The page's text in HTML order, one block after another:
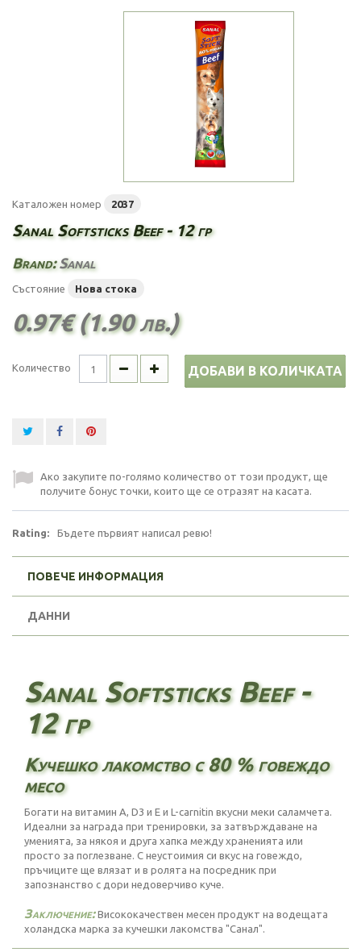
Каталожен номер 2037
Sanal Softsticks Beef - 12 гр
Brand:Sanal
Състояние Нова стока
0.97€ (1.90 лв.)
Количество ДОБАВИ В КОЛИЧКАТА
Ако закупите по-голямо количество от този продукт, ще
получите бонус точки, които ще се отразят на касата.
Rating: Бъдете първият написал ревю!
ПОВЕЧЕ ИНФОРМАЦИЯ
ДАННИ
Sanal Softsticks Beef -
12 гр
Кучешко лакомство с 80 % говеждо
месо
Богати на витамин A, D3 и Е и L-carnitin вкусни меки саламчета.
Идеални за награда при тренировки, за затвърждаване на
уменията, за някоя и друга хапка между храненията или
просто за поглезване. С неустоимия си вкус на говеждо,
пръчиците ще влязат и в ролята на посредник при
запознанство с дори недоверчиво куче.
Заключение:Висококачествен месен продукт на водещата
холандска марка за кучешки лакомства "Санал".